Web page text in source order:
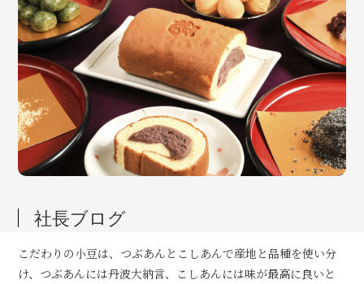
社長ブログ
こだわりの小豆は、つぶあんとこしあんで産地と品種を使い分
け、つぶあんには丹波大納言、こしあんには味が最高に良いと